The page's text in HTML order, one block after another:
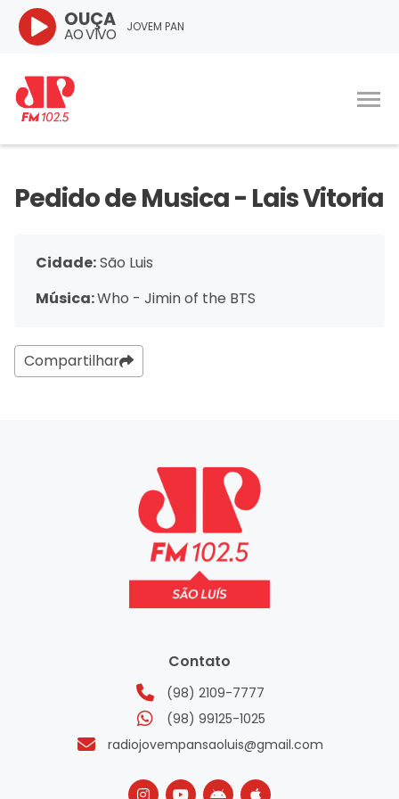
JOVEM PAN
OUÇA
AO VIVO
Pedido de Musica - Lais Vitoria
Cidade:São Luis
Música:Who - Jimin of the BTS
Compartilhar
Contato
(98) 2109-7777
(98) 99125-1025
radiojovempansaoluis@gmail.com